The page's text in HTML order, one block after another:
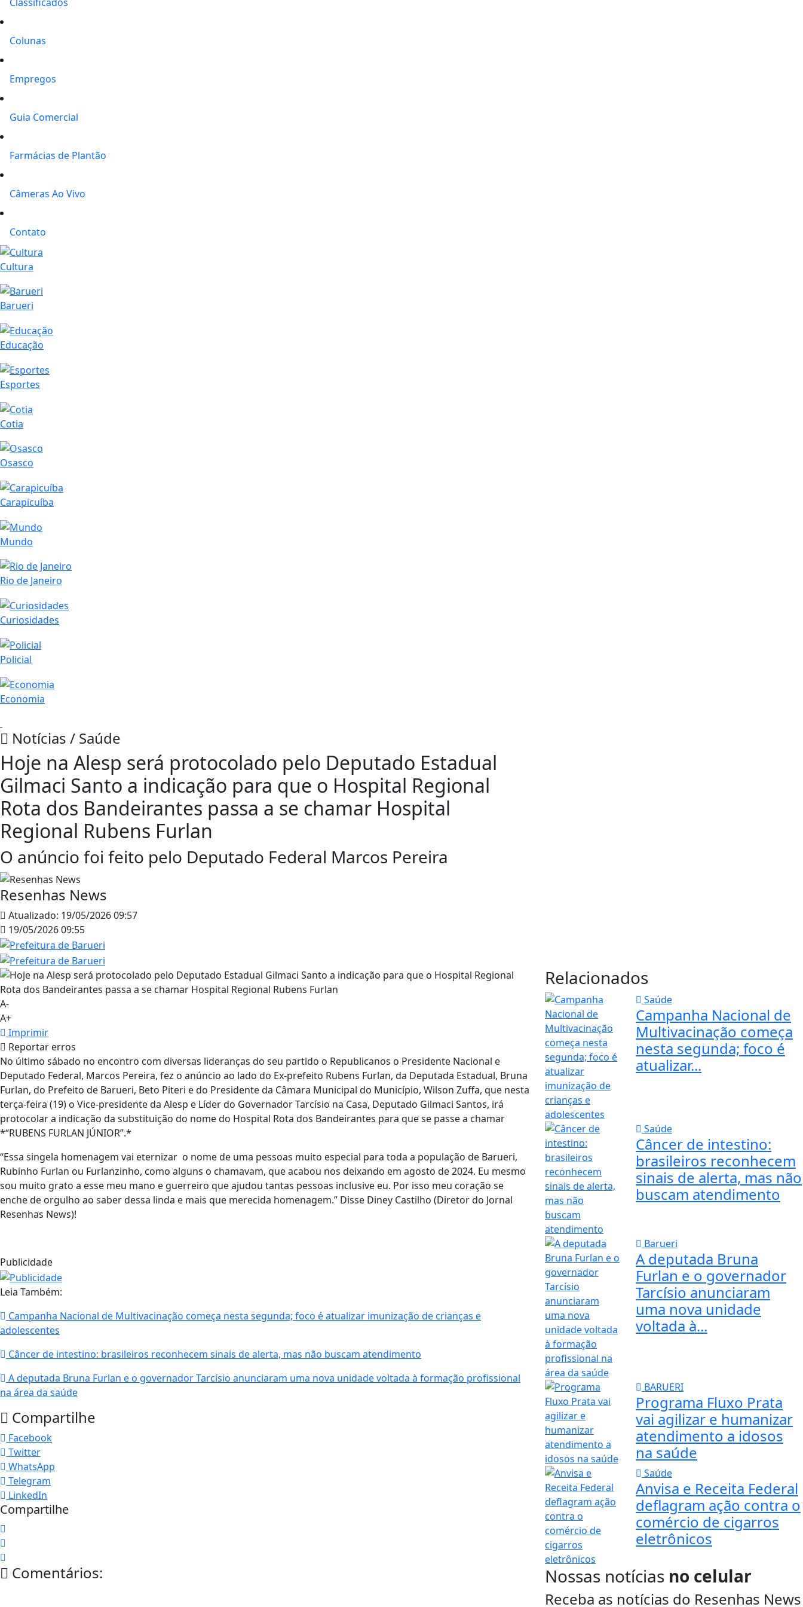
Colunas
Empregos
Guia Comercial
Farmácias de Plantão
Câmeras Ao Vivo
Contato
Cultura
Barueri
Educação
Esportes
Cotia
Osasco
Carapicuíba
Mundo
Rio de Janeiro
Curiosidades
Policial
Economia
Notícias / Saúde
Hoje na Alesp será protocolado pelo Deputado Estadual
Gilmaci Santo a indicação para que o Hospital Regional
Rota dos Bandeirantes passa a se chamar Hospital
Regional Rubens Furlan
O anúncio foi feito pelo Deputado Federal Marcos Pereira
Resenhas News
Atualizado: 19/05/2026 09:57
19/05/2026 09:55
A-
A+
Imprimir
Reportar erros
No último sábado no encontro com diversas lideranças do seu partido o Republicanos o Presidente Nacional e
Deputado Federal, Marcos Pereira, fez o anúncio ao lado do Ex-prefeito Rubens Furlan, da Deputada Estadual, Bruna
Furlan, do Prefeito de Barueri, Beto Piteri e do Presidente da Câmara Municipal do Município, Wilson Zuffa, que nesta
terça-feira (19) o Vice-presidente da Alesp e Líder do Governador Tarcísio na Casa, Deputado Gilmaci Santos, irá
protocolar a indicação da substituição do nome do Hospital Rota dos Bandeirantes para que se passe a chamar
*“RUBENS FURLAN JÚNIOR”.*
“Essa singela homenagem vai eternizar o nome de uma pessoas muito especial para toda a população de Barueri,
Rubinho Furlan ou Furlanzinho, como alguns o chamavam, que acabou nos deixando em agosto de 2024. Eu mesmo
sou muito grato a esse meu mano e guerreiro que ajudou tantas pessoas inclusive eu. Por isso meu coração se
enche de orgulho ao saber dessa linda e mais que merecida homenagem.” Disse Diney Castilho (Diretor do Jornal
Resenhas News)!
Publicidade
Leia Também:
Campanha Nacional de Multivacinação começa nesta segunda; foco é atualizar imunização de crianças e
adolescentes
Câncer de intestino: brasileiros reconhecem sinais de alerta, mas não buscam atendimento
A deputada Bruna Furlan e o governador Tarcísio anunciaram uma nova unidade voltada à formação profissional
na área da saúde
Compartilhe
Facebook
Twitter
WhatsApp
Telegram
LinkedIn
Compartilhe
Comentários:
Relacionados
Saúde
Campanha Nacional de
Multivacinação começa
nesta segunda; foco é
atualizar...
Saúde
Câncer de intestino:
brasileiros reconhecem
sinais de alerta, mas não
buscam atendimento
Barueri
A deputada Bruna
Furlan e o governador
Tarcísio anunciaram
uma nova unidade
voltada à...
BARUERI
Programa Fluxo Prata
vai agilizar e humanizar
atendimento a idosos
na saúde
Saúde
Anvisa e Receita Federal
deflagram ação contra o
comércio de cigarros
eletrônicos
Nossas notícias no celular
Receba as notícias do Resenhas News